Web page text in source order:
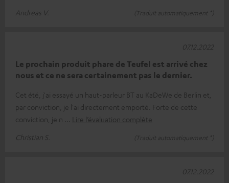
Andreas V.
(Traduit automatiquement *)
Le prochain produit phare de Teufel est arrivé chez
nous et ce ne sera certainement pas le dernier.
Cet été, j'ai essayé un haut-parleur BT au KaDeWe de Berlin et,
par conviction, je l'ai directement emporté. Forte de cette
conviction, je n
Lire l’évaluation complète
Christian S.
(Traduit automatiquement *)
07.12.2022
07.12.2022